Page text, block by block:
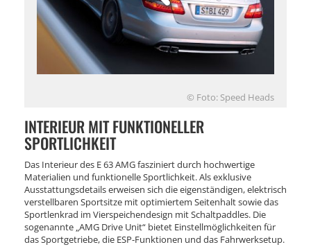
© Foto: Speed Heads
INTERIEUR MIT FUNKTIONELLER
SPORTLICHKEIT
Das Interieur des E 63 AMG fasziniert durch hochwertige
Materialien und funktionelle Sportlichkeit. Als exklusive
Ausstattungsdetails erweisen sich die eigenständigen, elektrisch
verstellbaren Sportsitze mit optimiertem Seitenhalt sowie das
Sportlenkrad im Vierspeichendesign mit Schaltpaddles. Die
sogenannte „AMG Drive Unit“ bietet Einstellmöglichkeiten für
das Sportgetriebe, die ESP-Funktionen und das Fahrwerksetup.